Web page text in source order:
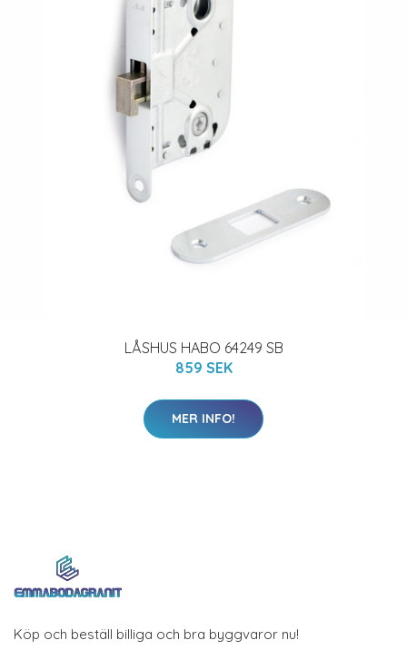
LÅSHUS HABO 64249 SB
859 SEK
MER INFO!
Köp och beställ billiga och bra byggvaror nu!